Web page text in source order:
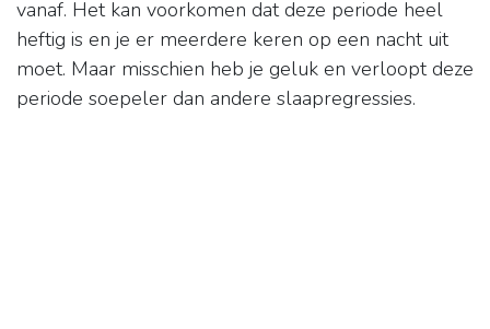
vanaf. Het kan voorkomen dat deze periode heel
heftig is en je er meerdere keren op een nacht uit
moet. Maar misschien heb je geluk en verloopt deze
periode soepeler dan andere slaapregressies.